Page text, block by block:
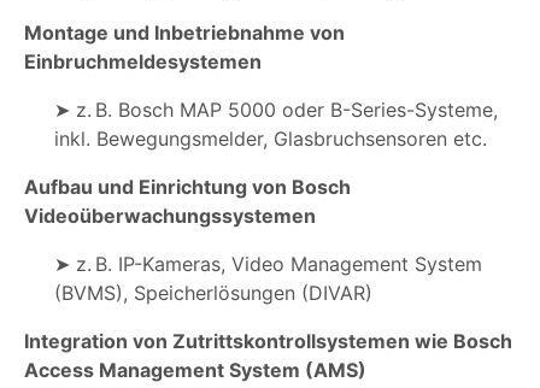
Montage und Inbetriebnahme von
Einbruchmeldesystemen
➤ z. B. Bosch MAP 5000 oder B-Series-Systeme,
inkl. Bewegungsmelder, Glasbruchsensoren etc.
Aufbau und Einrichtung von Bosch
Videoüberwachungssystemen
➤ z. B. IP-Kameras, Video Management System
(BVMS), Speicherlösungen (DIVAR)
Integration von Zutrittskontrollsystemen wie Bosch
Access Management System (AMS)